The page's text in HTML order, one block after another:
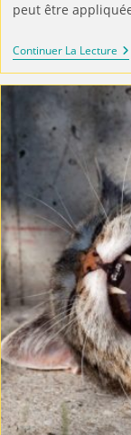
peut être
Continuer La Lecture